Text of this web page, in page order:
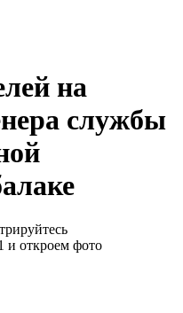
на
службы
и откроем фото